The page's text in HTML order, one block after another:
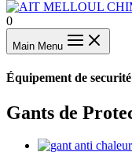
0
Main Menu
Équipement de
Gants de